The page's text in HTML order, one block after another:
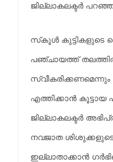
ജില്ലാകലക്ടര്‍
സ്‌കൂള്‍ കുട്ടികളുടെ
പഞ്ചായത്ത്
എത്തിക്കാന്‍ കൂട്ടായ
ജില്ലാകലക്ടര്‍
നവജാത
ഇല്ലാതാക്കാന്‍